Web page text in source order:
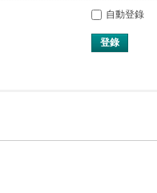
自動登錄
登錄